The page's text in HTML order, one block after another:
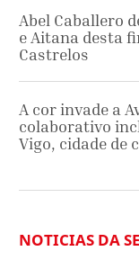
Abel Caballero
e Aitana desta
Castrelos
A cor invade a
colaborativo
Vigo, cidade de
NOTICIAS DA